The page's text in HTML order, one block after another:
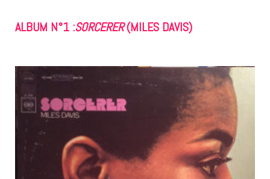
ALBUM N°1 :SORCERER(MILES DAVIS)